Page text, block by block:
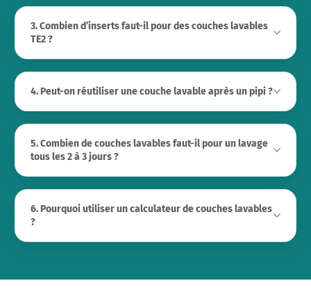
3. Combien d’inserts faut-il pour des couches lavables
TE2 ?
4. Peut-on réutiliser une couche lavable après un pipi ?
5. Combien de couches lavables faut-il pour un lavage
tous les 2 à 3 jours ?
6. Pourquoi utiliser un calculateur de couches lavables
?